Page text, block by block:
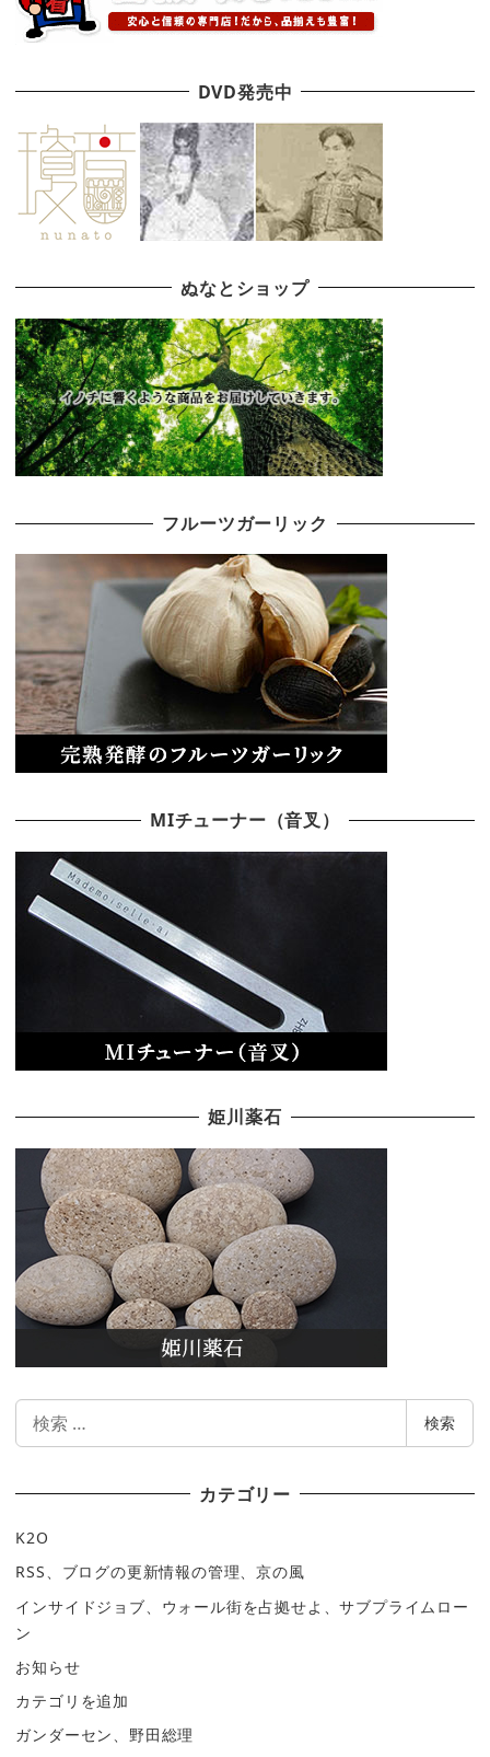
DVD発売中
ぬなとショップ
フルーツガーリック
MIチューナー（音叉）
姫川薬石
検
検索
カテゴリー
K2O
RSS、ブログの更新情報の管理、京の風
インサイドジョブ、ウォール街を占拠せよ、サブプライムロー
ン
お知らせ
カテゴリを追加
ガンダーセン、野田総理